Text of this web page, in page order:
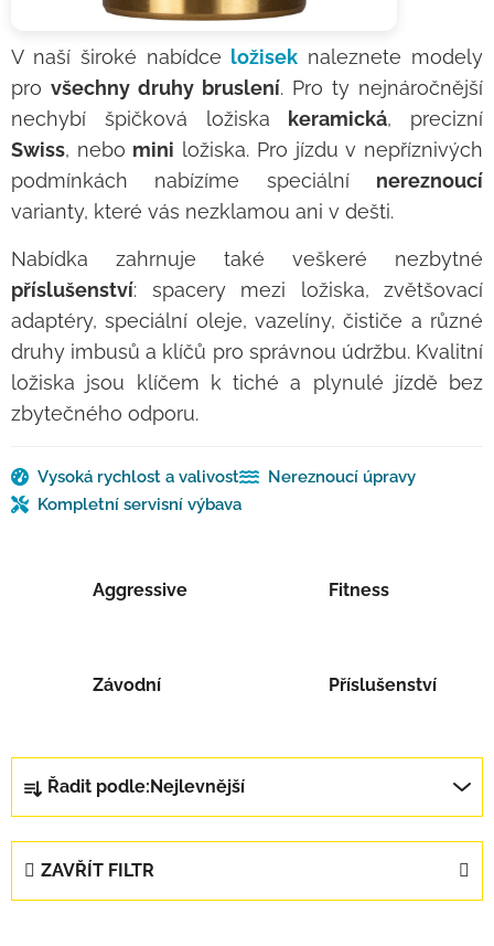
V naší široké nabídce ložisek naleznete modely
pro všechny druhy bruslení. Pro ty nejnáročnější
nechybí špičková ložiska
keramická, precizní
Swiss, nebo mini ložiska. Pro jízdu v nepříznivých
podmínkách nabízíme speciální nereznoucí
varianty, které vás nezklamou ani v dešti.
Nabídka zahrnuje také veškeré nezbytné
příslušenství: spacery mezi ložiska, zvětšovací
adaptéry, speciální oleje, vazelíny, čističe a různé
druhy imbusů a klíčů pro správnou údržbu. Kvalitní
ložiska jsou klíčem k tiché a plynulé jízdě bez
zbytečného odporu.
Vysoká rychlost a valivost
Nereznoucí úpravy
Kompletní servisní výbava
Aggressive Fitness
Závodní Příslušenství
Řazení produktů
Řadit podle:Nejlevnější
ZAVŘÍT FILTR